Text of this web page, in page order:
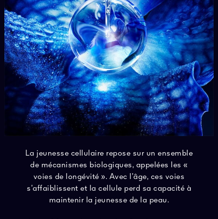
La jeunesse cellulaire repose sur un ensemble
de mécanismes biologiques, appelées les «
voies de longévité ». Avec l’âge, ces voies
s’affaiblissent et la cellule perd sa capacité à
maintenir la jeunesse de la peau.